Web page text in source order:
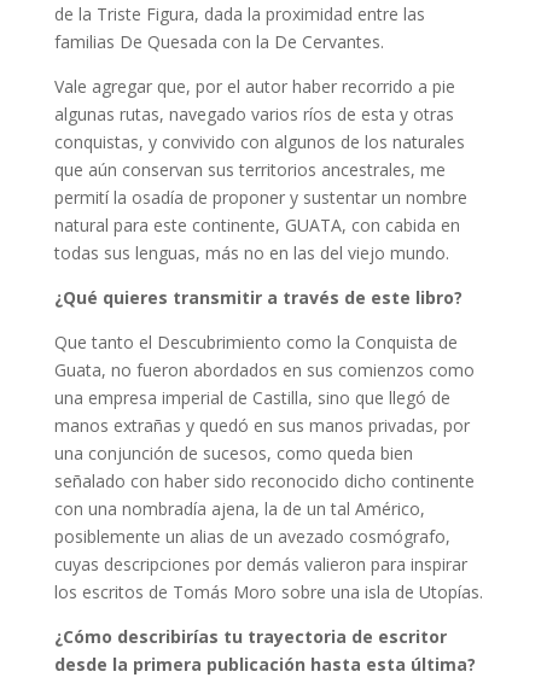
de la Triste Figura, dada la proximidad entre las
familias De Quesada con la De Cervantes.
Vale agregar que, por el autor haber recorrido a pie
algunas rutas, navegado varios ríos de esta y otras
conquistas, y convivido con algunos de los naturales
que aún conservan sus territorios ancestrales, me
permití la osadía de proponer y sustentar un nombre
natural para este continente, GUATA, con cabida en
todas sus lenguas, más no en las del viejo mundo.
¿Qué quieres transmitir a través de este libro?
Que tanto el Descubrimiento como la Conquista de
Guata, no fueron abordados en sus comienzos como
una empresa imperial de Castilla, sino que llegó de
manos extrañas y quedó en sus manos privadas, por
una conjunción de sucesos, como queda bien
señalado con haber sido reconocido dicho continente
con una nombradía ajena, la de un tal Américo,
posiblemente un alias de un avezado cosmógrafo,
cuyas descripciones por demás valieron para inspirar
los escritos de Tomás Moro sobre una isla de Utopías.
¿Cómo describirías tu trayectoria de escritor
desde la primera publicación hasta esta última?